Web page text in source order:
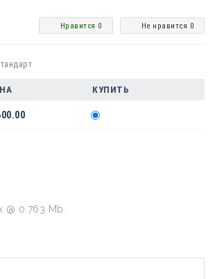
Не нравится 0
Нравится 0
КУПИТЬ
@ 0.763 Mb.